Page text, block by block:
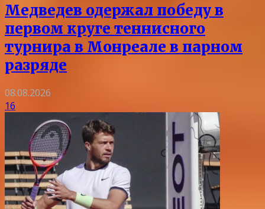
Медведев одержал победу в
первом круге теннисного
турнира в Монреале в парном
разряде
08.08.2026
16